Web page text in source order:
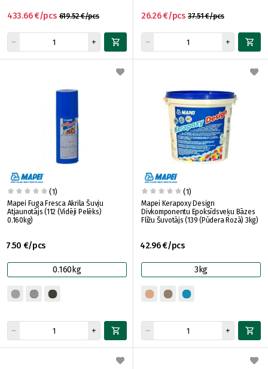
619.52 €/pcs
433.66 €/pcs 37.51 €/pcs
26.26 €/pcs
(1)
Mapei Fuga Fresca Akrila Šuvju
Atjaunotājs (112 (Vidēji Pelēks)
0.160kg)
7.50 €/pcs
0.160kg
(1)
Mapei Kerapoxy Design
Divkomponentu Epoksīdsveķu Bāzes
Flīžu Šuvotājs (139 (Pūdera Rozā) 3kg)
42.96 €/pcs
3kg